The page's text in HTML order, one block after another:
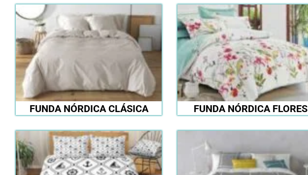
FUNDA NÓRDICA CLÁSICA FUNDA NÓRDICA FLORES